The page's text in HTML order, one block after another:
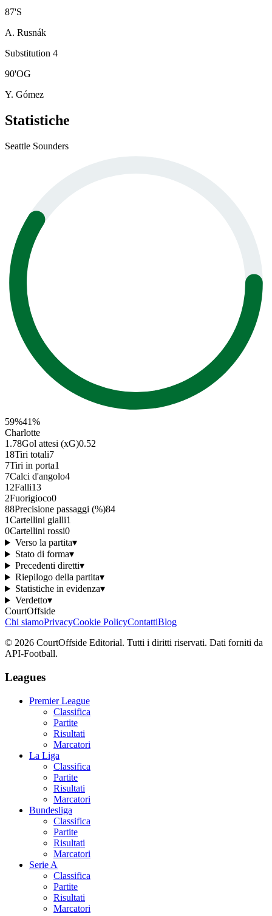
87'S
A. Rusnák
Substitution 4
90'OG
Y. Gómez
Statistiche
Seattle Sounders
59%41%
Charlotte
1.78Gol attesi (xG)0.52
18Tiri totali7
7Tiri in porta1
7Calci d'angolo4
12Falli13
2Fuorigioco0
88Precisione passaggi (%)84
1Cartellini gialli1
0Cartellini rossi0
Verso la partita▾
Stato di forma▾
Precedenti diretti▾
Riepilogo della partita▾
Statistiche in evidenza▾
Verdetto▾
CourtOffside
Chi siamoPrivacyCookie PolicyContattiBlog
© 2026 CourtOffside Editorial. Tutti i diritti riservati. Dati forniti da
API-Football.
Leagues
Premier League
Classifica
Partite
Risultati
Marcatori
La Liga
Classifica
Partite
Risultati
Marcatori
Bundesliga
Classifica
Partite
Risultati
Marcatori
Serie A
Classifica
Partite
Risultati
Marcatori